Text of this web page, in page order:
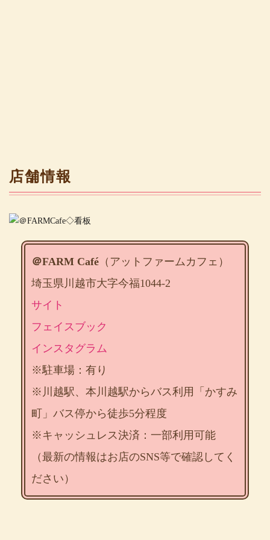
店舗情報
＠FARM Café （アットファームカフェ）
埼玉県川越市大字今福1044-2
サイト
フェイスブック
インスタグラム
※駐車場：有り
※川越駅、本川越駅からバス利用「かすみ
町」バス停から徒歩5分程度
※キャッシュレス決済：一部利用可能
（最新の情報はお店のSNS等で確認してく
ださい）